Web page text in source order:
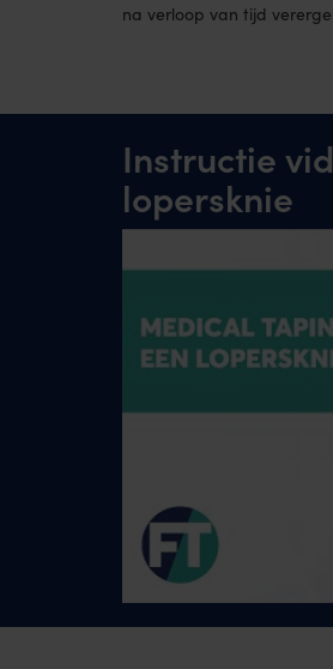
na verloop van tijd
Instructie
lopersknie